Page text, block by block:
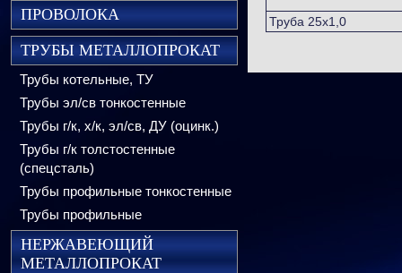
ПРОВОЛОКА
ТРУБЫ МЕТАЛЛОПРОКАТ
Трубы котельные, ТУ
Трубы эл/св тонкостенные
Трубы г/к, х/к, эл/св, ДУ (оцинк.)
Трубы г/к толстостенные
(спецсталь)
Трубы профильные тонкостенные
Трубы профильные
НЕРЖАВЕЮЩИЙ
МЕТАЛЛОПРОКАТ
Труба 25х1,0